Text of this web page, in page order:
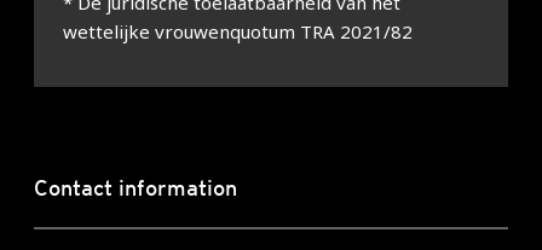
wettelijke vrouwenquotum TRA 2021/82
Contact information